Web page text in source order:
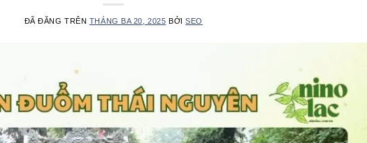
ĐÃ ĐĂNG TRÊN THÁNG BA 20, 2025 BỞISEO